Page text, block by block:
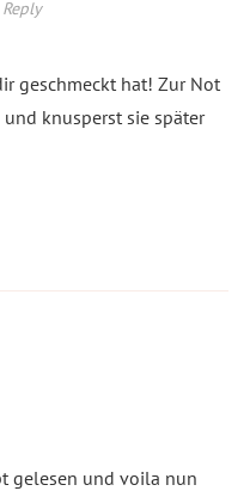
Reply
geschmeckt hat! Zur Not
knusperst sie später
gelesen und voila nun